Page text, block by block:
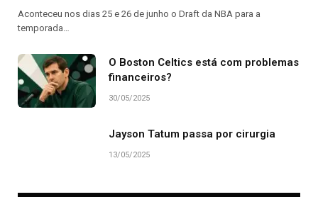
Aconteceu nos dias 25 e 26 de junho o Draft da NBA para a
temporada…
O Boston Celtics está com problemas
financeiros?
30/05/2025
Jayson Tatum passa por cirurgia
13/05/2025